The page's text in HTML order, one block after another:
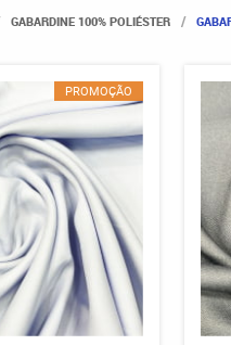
GABARDINE 100% POLIÉSTER
PROMOÇÃO